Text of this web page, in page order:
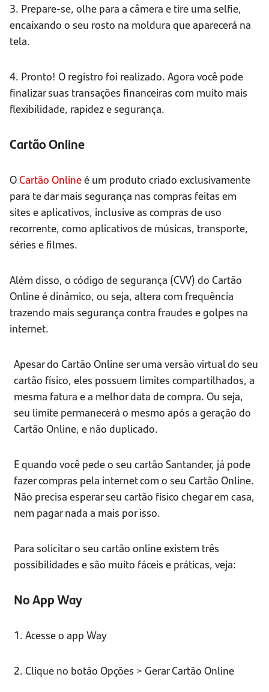
3. Prepare-se, olhe para a câmera e tire uma selfie,
encaixando o seu rosto na moldura que aparecerá na
tela.
4. Pronto! O registro foi realizado. Agora você pode
finalizar suas transações financeiras com muito mais
flexibilidade, rapidez e segurança.
Cartão Online
OCartão Onlineé um produto criado exclusivamente
para te dar mais segurança nas compras feitas em
sites e aplicativos, inclusive as compras de uso
recorrente, como aplicativos de músicas, transporte,
séries e filmes.
Além disso, o código de segurança (CVV) do Cartão
Online é dinâmico, ou seja, altera com frequência
trazendo mais segurança contra fraudes e golpes na
internet.
Apesar do Cartão Online ser uma versão virtual do seu
cartão físico, eles possuem limites compartilhados, a
mesma fatura e a melhor data de compra. Ou seja,
seu limite permanecerá o mesmo após a geração do
Cartão Online, e não duplicado.
E quando você pede o seu cartão Santander, já pode
fazer compras pela internet com o seu Cartão Online.
Não precisa esperar seu cartão físico chegar em casa,
nem pagar nada a mais por isso.
Para solicitar o seu cartão online existem três
possibilidades e são muito fáceis e práticas, veja:
No App Way
1. Acesse o app Way
2. Clique no botão Opções > Gerar Cartão Online